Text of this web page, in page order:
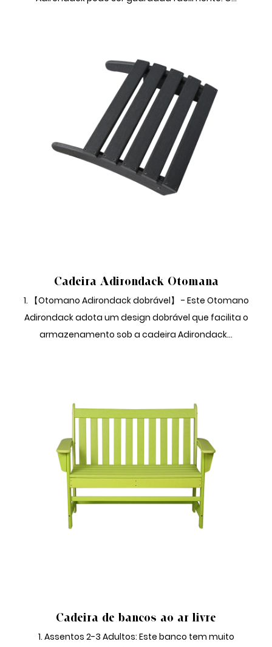
Cadeira Adirondack Otomana
1. 【Otomano Adirondack dobrável】 - Este Otomano
Adirondack adota um design dobrável que facilita o
armazenamento sob a cadeira Adirondack...
Cadeira de bancos ao ar livre
1. Assentos 2-3 Adultos: Este banco tem muito